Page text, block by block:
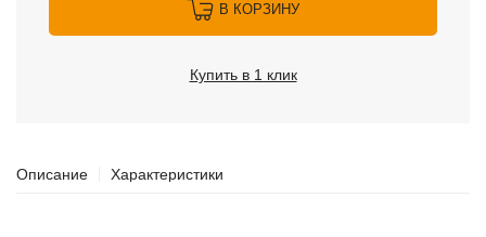
В КОРЗИНУ
Купить в 1 клик
Описание Характеристики